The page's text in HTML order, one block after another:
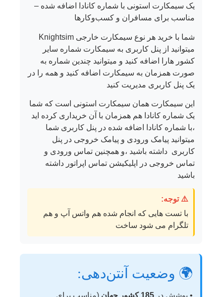
یک سیمکارت استونی با شماره کانادا اضافه شده –
مناسب برای مسافران و کسب‌وکارها
شما با خرید هر نوع سیمکارت خارجی Knightsim
میتوانید از پنل کاربری به سیمکارت شماره سایر
کشور هارا اضافه کنید و میتوانید چندین شماره به
صورت همزمان به سیمکارت اضافه کنید و همه را در
یک پنل کاربری مدیریت کنید
این سیمکارت همان سیمکارت استونی است که شما
یک شماره کانادا هم همزمان با آن خریداری کرده اید
،با شماره کانادا اضافه شده در پنل کاربری شما
میتوانید پیامک ورودی و پیامک خروجی در پنل
کاربری داشته باشید ،و همچنین تماس ورودی و
تماس خروجی در اپلیکیشن تماس اپراتور داشته
باشید
⚠️ توجه:
با تست هایی که انجام شده هم واتس آپ و هم
تلگرام می شود ساخت
🌍 وضعیت آنتن‌دهی: